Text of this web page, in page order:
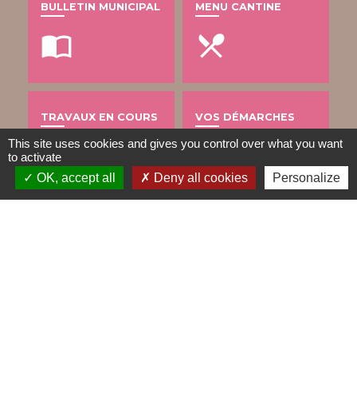
BULLETIN MUNICIPAL
import_contacts
MENU CANTINE
local_dining
TRAVAUX EN COURS
build
VOS DÉMARCHES
account_balance
This site uses cookies and gives you control over what you want
to activate
OK, accept all
Deny all cookies Personalize